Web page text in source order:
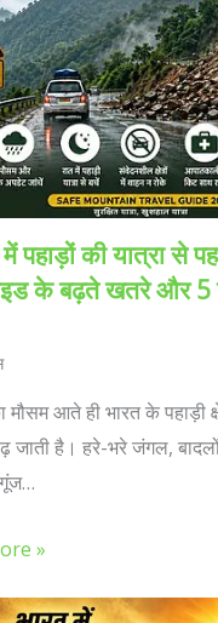
पहाड़ों की यात्रा से
के बढ़ते खतरे और 5
मौसम आते ही भारत के पहाड़ी
जाती है। हरे-भरे जंगल,
»